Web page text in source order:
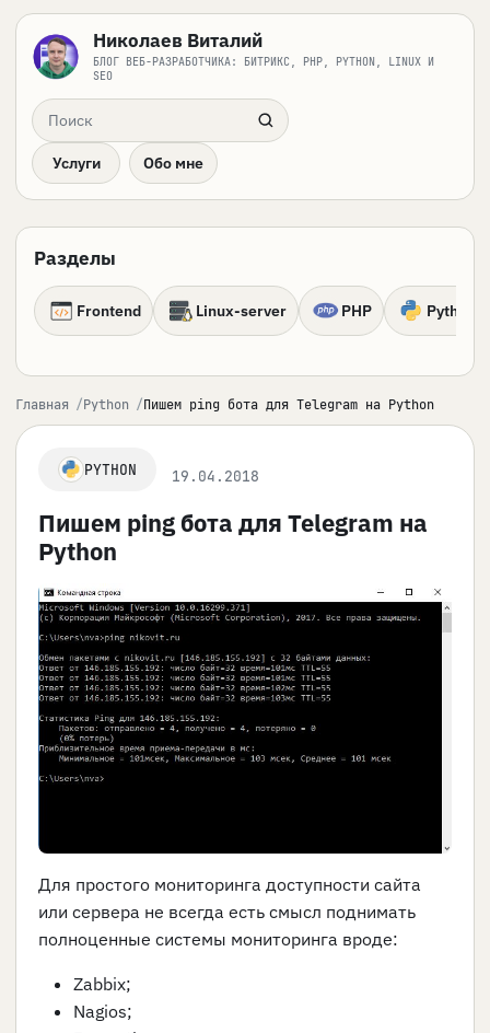
Николаев Виталий
БЛОГ ВЕБ-РАЗРАБОТЧИКА: БИТРИКС, PHP, PYTHON, LINUX И
SEO
Поиск по сайту
Услуги Обо мне
Разделы
Frontend Linux-server PHP Python
Главная Python Пишем ping бота для Telegram на Python
PYTHON 19.04.2018
Пишем ping бота для Telegram на
Python
Для простого мониторинга доступности сайта
или сервера не всегда есть смысл поднимать
полноценные системы мониторинга вроде:
Zabbix;
Nagios;